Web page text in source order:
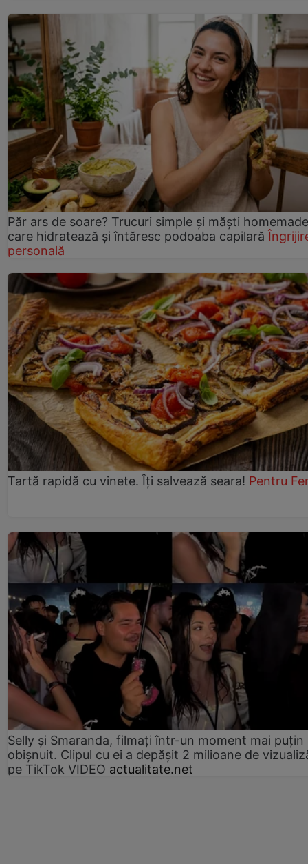
Păr ars de soare? Trucuri simple și măști homemade
care hidratează și întăresc podoaba capilară
personală
Tartă rapidă cu vinete. Îți salvează seara! Pentru
Selly și Smaranda, filmați într-un moment mai puțin
obișnuit. Clipul cu ei a depășit 2 milioane de
pe TikTok VIDEO actualitate.net